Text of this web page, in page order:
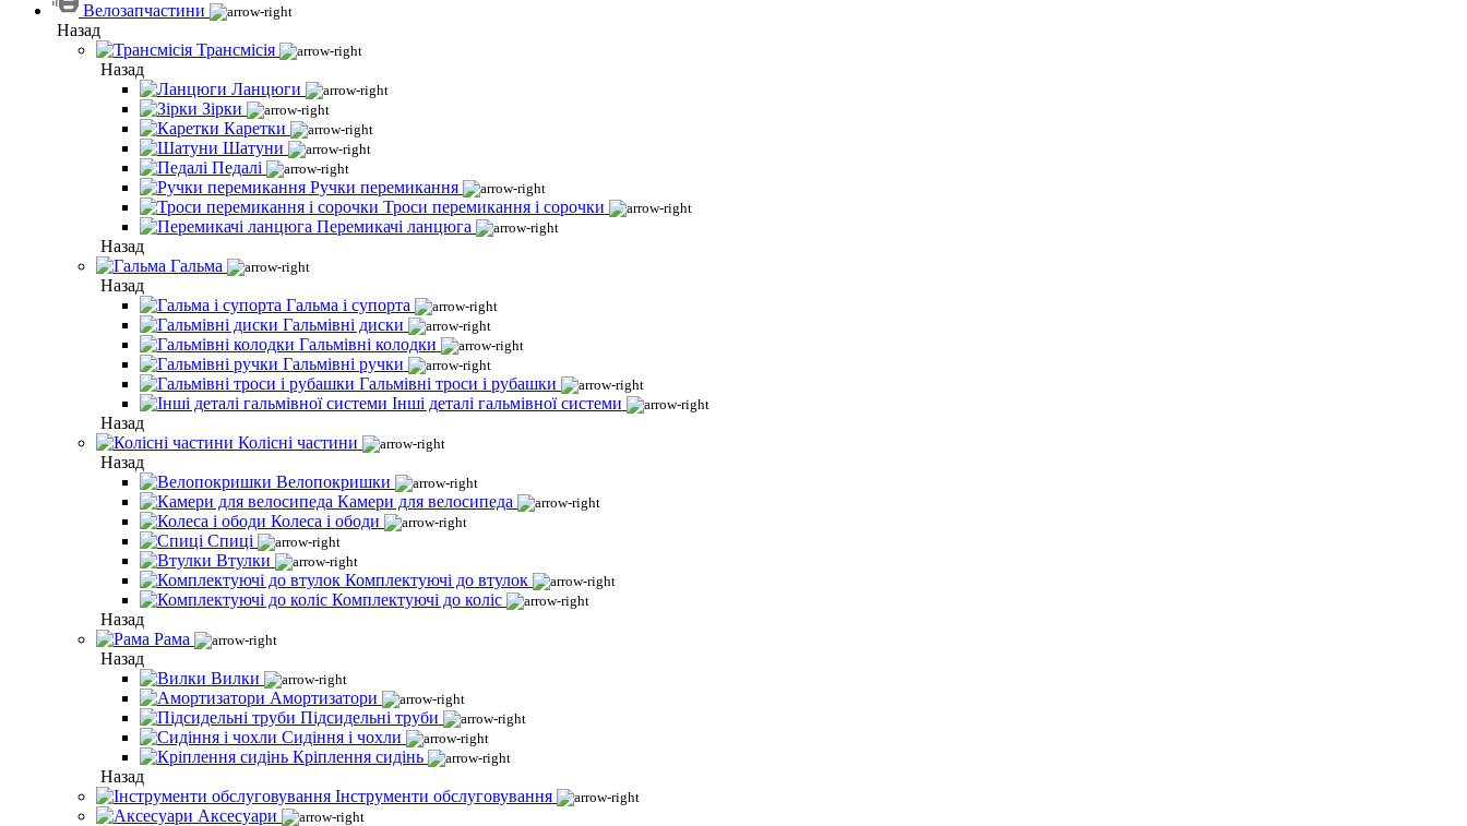
Велозапчастини
Назад
Трансмісія
Назад
Ланцюги
Зірки
Каретки
Шатуни
Педалі
Ручки перемикання
Троси перемикання і сорочки
Перемикачі ланцюга
Назад
Гальма
Назад
Гальма і супорта
Гальмівні диски
Гальмівні колодки
Гальмівні ручки
Гальмівні троси і рубашки
Інші деталі гальмівної системи
Назад
Колісні частини
Назад
Велопокришки
Камери для велосипеда
Колеса і ободи
Спиці
Втулки
Комплектуючі до втулок
Комплектуючі до коліс
Назад
Рама
Назад
Вилки
Амортизатори
Підсидельні труби
Сидіння і чохли
Кріплення сидінь
Назад
Інструменти обслуговування
Аксесуари